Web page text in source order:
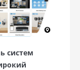
систем